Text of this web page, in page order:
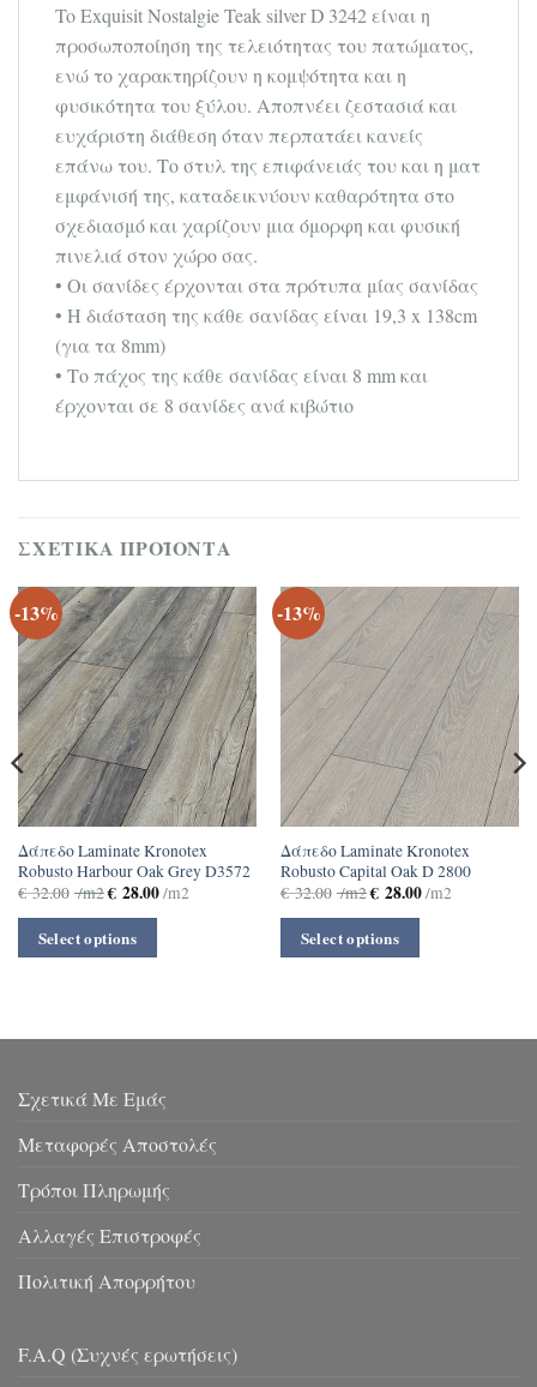
To Exquisit Nostalgie Teak silver D 3242 είναι η
προσωποποίηση της τελειότητας του πατώματος,
ενώ το χαρακτηρίζουν η κομψότητα και η
φυσικότητα του ξύλου. Αποπνέει ζεστασιά και
ευχάριστη διάθεση όταν περπατάει κανείς
επάνω του. Το στυλ της επιφάνειάς του και η ματ
εμφάνισή της, καταδεικνύουν καθαρότητα στο
σχεδιασμό και χαρίζουν μια όμορφη και φυσική
πινελιά στον χώρο σας.
• Οι σανίδες έρχονται στα πρότυπα μίας σανίδας
• Η διάσταση της κάθε σανίδας είναι 19,3 x 138cm
(για τα 8mm)
• Το πάχος της κάθε σανίδας είναι 8 mm και
έρχονται σε 8 σανίδες ανά κιβώτιο
ΣΧΕΤΙΚΆ ΠΡΟΪΌΝΤΑ
-13%
Δάπεδο Laminate Kronotex
Robusto Harbour Oak Grey D3572
€32.00 /m2€28.00/m2
Select options
-13%
Δάπεδο Laminate Kronotex
Robusto Capital Oak D 2800
€32.00 /m2€28.00/m2
Select options
Σχετικά Με Εμάς
Μεταφορές Αποστολές
Τρόποι Πληρωμής
Αλλαγές Επιστροφές
Πολιτική Απορρήτου
F.A.Q (Συχνές ερωτήσεις)